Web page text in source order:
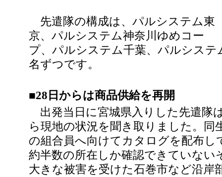
先遣隊の構成は、パルシステム東
京、パルシステム神奈川ゆめコー
プ、パルシステム千葉、パルシステ
名ずつです。
■28日からは商品供給を再開
出発当日に宮城県入りした先遣隊
ら現地の状況を聞き取りました。同
の組合員へ向けてカタログを配布し
約半数の所在しか確認できていない
大きな被害を受けた石巻市など沿岸